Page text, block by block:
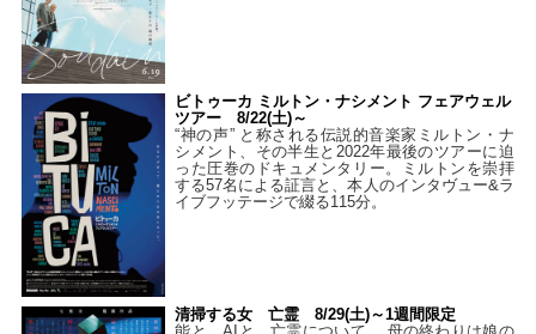
ビトゥーカ ミルトン・ナシメント フェアウェル
ツアー 8/22(土)～
“神の声” と称される伝説的音楽家ミルトン・ナ
シメント、その半生と2022年最後のツアーに迫
った圧巻のドキュメンタリー。ミルトンを崇拝
する57名による証言と、本人のインタヴュー&ラ
イブフッテージで綴る115分。
清掃する女 亡霊 8/29(土)～1週間限定